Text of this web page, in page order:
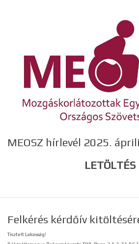
MEOSZ hírlevél 2025.
LETÖLTÉS
Felkérés kérdőív
Tisztelt Lakosság!